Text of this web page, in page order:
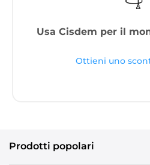
Usa Cisdem per il
Ottieni uno
Prodotti popolari